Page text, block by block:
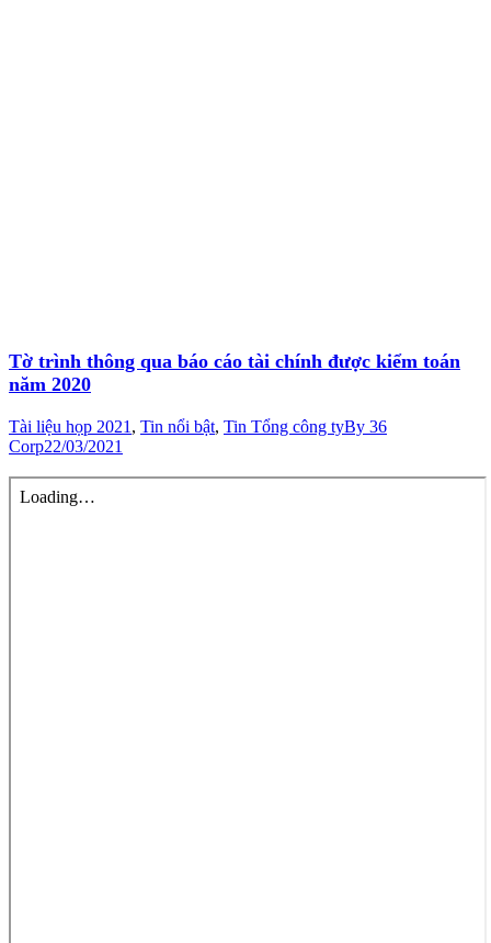
Tờ trình thông qua báo cáo tài chính được kiểm toán
năm 2020
Tài liệu họp 2021 , Tin nổi bật, Tin Tổng công tyBy 36
Corp22/03/2021